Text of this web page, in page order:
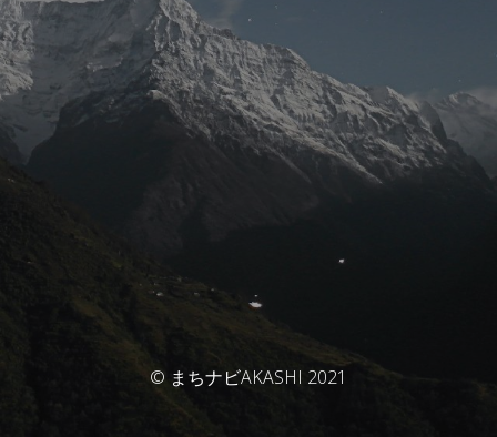
© まちナビAKASHI 2021